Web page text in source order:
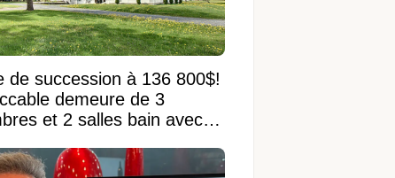
de succession à 136 800$!
demeure de 3
et 2 salles bain avec